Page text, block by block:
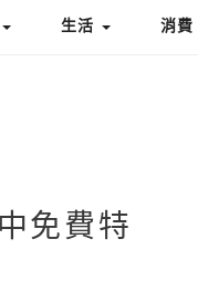
生活 消費
免費特